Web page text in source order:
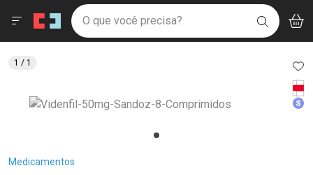
Drogaria São Paulo
Ir direto para a home
pela página
Ir direto para o conteúdo
Ir direto para a busca
Ir direto para a conta
Ir direto para a notificações
Ir direto para o carrinho
Faça a sua busca
O que você precisa? BUSCAR
Menu
Breadcrumb
Medicamentos
1 / 1